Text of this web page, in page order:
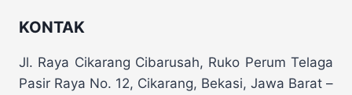
KONTAK
Jl. Raya Cikarang Cibarusah, Ruko Perum Telaga
Pasir Raya No. 12, Cikarang, Bekasi, Jawa Barat –